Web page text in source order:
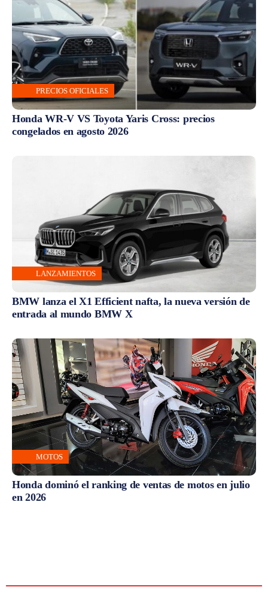
PRECIOS OFICIALES
Honda WR-V VS Toyota Yaris Cross: precios
congelados en agosto 2026
LANZAMIENTOS
BMW lanza el X1 Efficient nafta, la nueva versión de
entrada al mundo BMW X
MOTOS
Honda dominó el ranking de ventas de motos en julio
en 2026